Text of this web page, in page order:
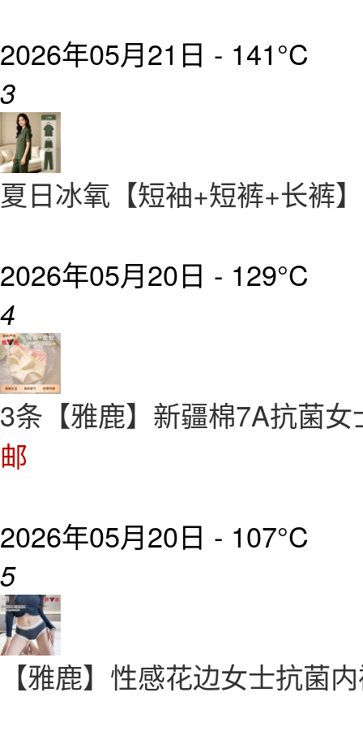
2026年05月21日 - 141°C
3
夏日冰氧【短袖+短裤+长裤
2026年05月20日 - 129°C
4
3条【雅鹿】新疆棉7A抗菌女
邮
2026年05月20日 - 107°C
5
【雅鹿】性感花边女士抗菌